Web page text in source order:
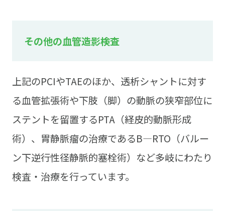
その他の血管造影検査
上記のPCIやTAEのほか、透析シャントに対す
る血管拡張術や下肢（脚）の動脈の狭窄部位に
ステントを留置するPTA（経皮的動脈形成
術）、胃静脈瘤の治療であるB―RTO（バルー
ン下逆行性径静脈的塞栓術）など多岐にわたり
検査・治療を行っています。